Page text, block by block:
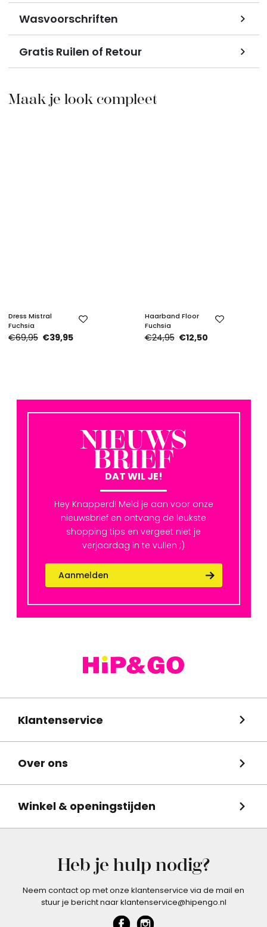
Wasvoorschriften
Gratis Ruilen of Retour
Maak je look compleet
Dress Mistral
Fuchsia
€69,95 €39,95
Haarband Floor
Fuchsia
€24,95 €12,50
NIEUWS
BRIEF
DAT WIL JE!
Hey Knapperd! Meld je aan voor onze
nieuwsbrief en ontvang de leukste
shopping tips en vergeet niet je
verjaardag in te vullen ;)
Aanmelden
Klantenservice
Over ons
Winkel & openingstijden
Heb je hulp nodig?
Neem contact op met onze klantenservice via de mail en
stuur je bericht naar klantenservice@hipengo.nl